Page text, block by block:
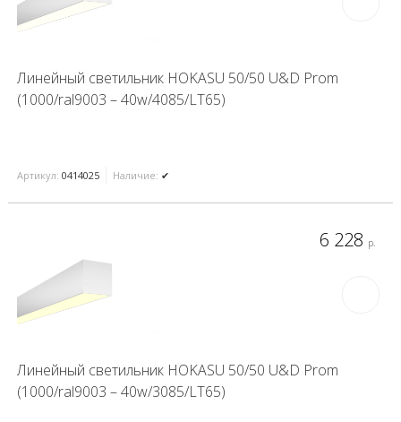
Линейный светильник HOKASU 50/50 U&D Prom
(1000/ral9003 – 40w/4085/LT65)
Артикул: 0414025 Наличие: ✔
Линейный светильник HOKASU 50/50 U&D Prom
(1000/ral9003 – 40w/3085/LT65)
6 228 р.